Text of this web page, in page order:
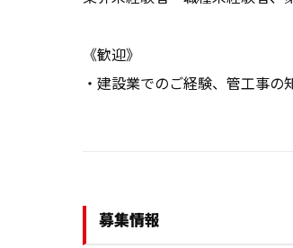
《歓迎》
・建設業でのご経験、管工事の
募集情報